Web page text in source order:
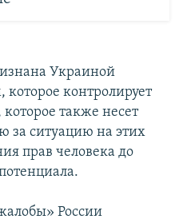
Украиной
которое контролирует
также несет
за ситуацию на этих
прав человека до
России